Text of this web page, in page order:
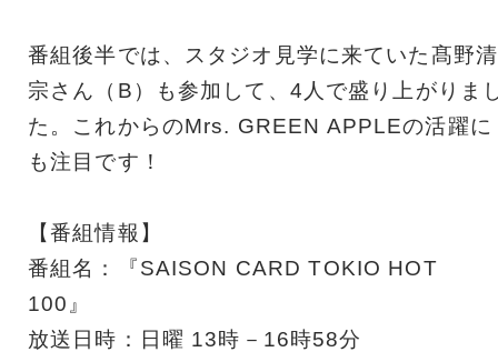
番組後半では、スタジオ見学に来ていた髙野清
宗さん（B）も参加して、4人で盛り上がりま
た。これからのMrs. GREEN APPLEの活躍に
も注目です！
【番組情報】
番組名：『SAISON CARD TOKIO HOT
100』
放送日時：日曜 13時－16時58分